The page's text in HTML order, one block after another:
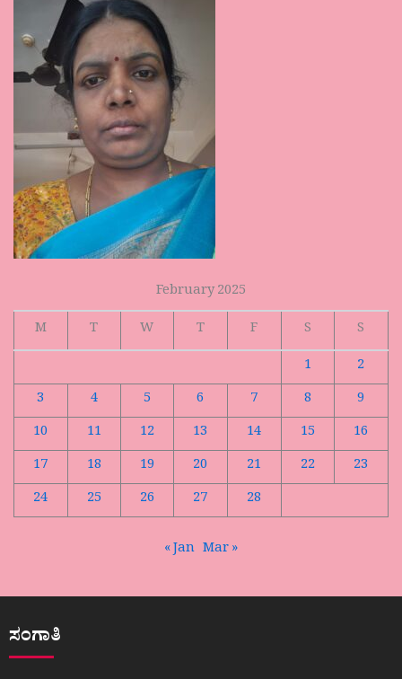
February 2025
M
T W T F S
S
1
2
3
4 5 6 7 8
9
10
11 12 13 14 15
16
17
18 19 20 21 22
23
24
25 26 27 28
« Jan Mar »
ಸಂಗಾತಿ